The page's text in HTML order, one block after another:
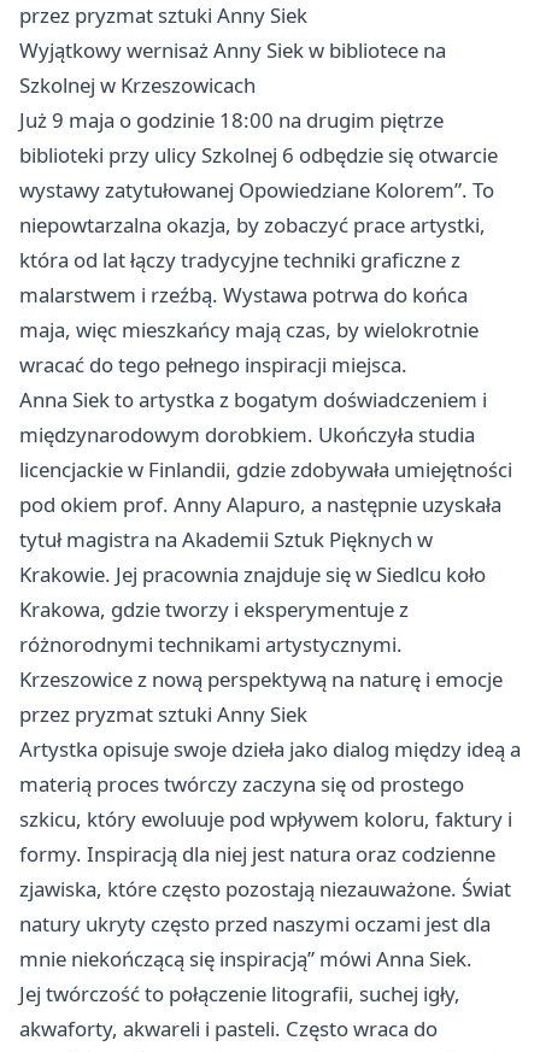
przez pryzmat sztuki Anny Siek
Wyjątkowy wernisaż Anny Siek w bibliotece na
Szkolnej w Krzeszowicach
Już 9 maja o godzinie 18:00 na drugim piętrze
biblioteki przy ulicy Szkolnej 6 odbędzie się otwarcie
wystawy zatytułowanej Opowiedziane Kolorem”. To
niepowtarzalna okazja, by zobaczyć prace artystki,
która od lat łączy tradycyjne techniki graficzne z
malarstwem i rzeźbą. Wystawa potrwa do końca
maja, więc mieszkańcy mają czas, by wielokrotnie
wracać do tego pełnego inspiracji miejsca.
Anna Siek to artystka z bogatym doświadczeniem i
międzynarodowym dorobkiem. Ukończyła studia
licencjackie w Finlandii, gdzie zdobywała umiejętności
pod okiem prof. Anny Alapuro, a następnie uzyskała
tytuł magistra na Akademii Sztuk Pięknych w
Krakowie. Jej pracownia znajduje się w Siedlcu koło
Krakowa, gdzie tworzy i eksperymentuje z
różnorodnymi technikami artystycznymi.
Krzeszowicez nową perspektywą na naturę i emocje
przez pryzmat sztuki Anny Siek
Artystka opisuje swoje dzieła jako dialog między ideą a
materią proces twórczy zaczyna się od prostego
szkicu, który ewoluuje pod wpływem koloru, faktury i
formy. Inspiracją dla niej jest natura oraz codzienne
zjawiska, które często pozostają niezauważone. Świat
natury ukryty często przed naszymi oczami jest dla
mnie niekończącą się inspiracją” mówi Anna Siek.
Jej twórczość to połączenie litografii, suchej igły,
akwaforty, akwareli i pasteli. Często wraca do